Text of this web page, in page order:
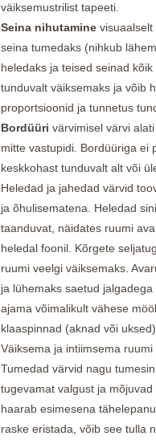
väiksemustrilist tapeeti.
Seina nihutamine
seina tumedaks (nihkub
heledaks ja teised seinad
tunduvalt väiksemaks ja võib
proportsioonid ja tunnetus
Bordüüri värvimisel värvi
mitte vastupidi. Bordüüriga ei
keskkohast tunduvalt alt või
Heledad ja jahedad värvid
ja õhulisematena. Heledad
taanduvat, näidates ruumi
heledal foonil. Kõrgete
ruumi veelgi väiksemaks.
ja lühemaks saetud
ajama võimalikult vähese
klaaspinnad (aknad või
Väiksema ja intiimsema
Tumedad värvid nagu
tugevamat valgust ja
haarab esimesena
raske eristada, võib see tulla